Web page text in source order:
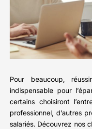
Pour beaucoup,
indispensable pour
certains choisiront
professionnel, d’autres
salariés. Découvrez nos